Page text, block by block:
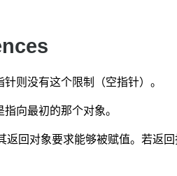
则没有这个限制（空指针）。
向最初的那个对象。
回对象要求能够被赋值。若返回